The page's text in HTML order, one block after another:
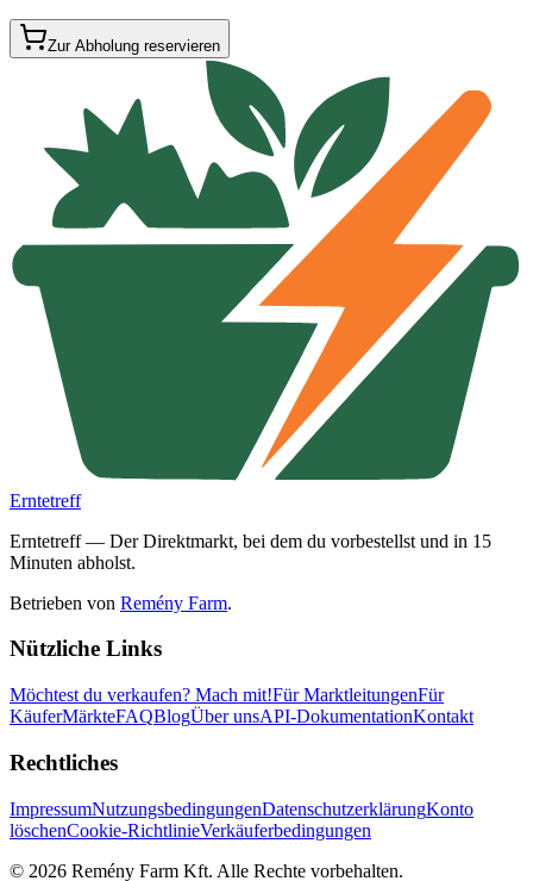
Zur Abholung reservieren
Erntetreff
Erntetreff — Der Direktmarkt, bei dem du vorbestellst und in 15
Minuten abholst.
Betrieben von Remény Farm.
Nützliche Links
Möchtest du verkaufen? Mach mit!Für MarktleitungenFür
KäuferMärkteFAQBlogÜber unsAPI-DokumentationKontakt
Rechtliches
ImpressumNutzungsbedingungenDatenschutzerklärungKonto
löschenCookie-RichtlinieVerkäuferbedingungen
© 2026 Remény Farm Kft. Alle Rechte vorbehalten.